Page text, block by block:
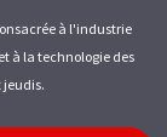
à l'industrie
à la technologie des
jeudis.